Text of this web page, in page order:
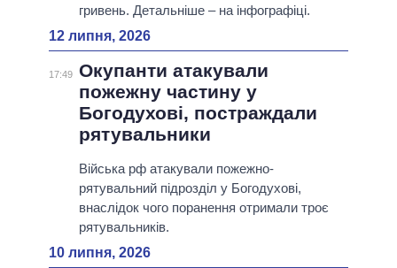
гривень. Детальніше – на інфографіці.
12 липня, 2026
17:49 Окупанти атакували
пожежну частину у
Богодухові, постраждали
рятувальники
Війська рф атакували пожежно-
рятувальний підрозділ у Богодухові,
внаслідок чого поранення отримали троє
рятувальників.
10 липня, 2026